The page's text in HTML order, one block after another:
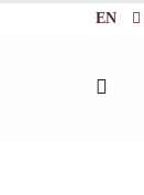
EN